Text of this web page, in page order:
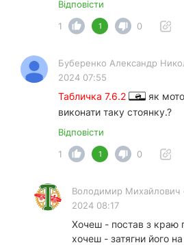
Відповісти
1
1 0
Буберенко Александр
2024 07:55
Табличка 7.6.2
як
виконати таку стоянку.?
Відповісти
1
1 0
Володимир Михайлович
2024 08:17
Хочеш - постав з краю
хочеш - затягни його